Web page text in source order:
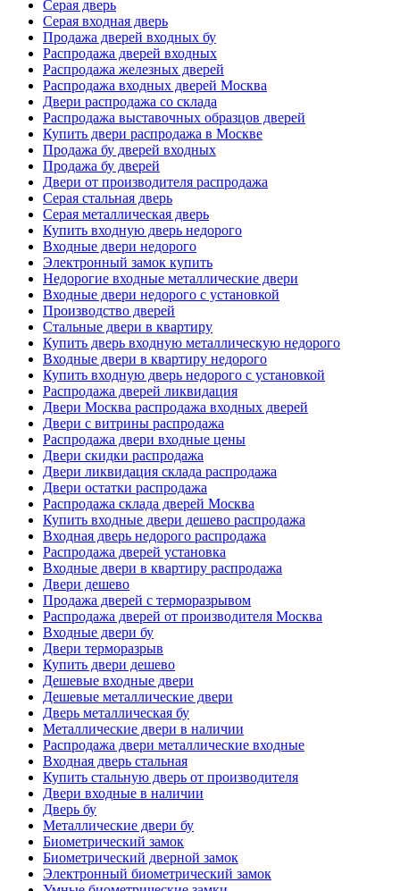
Серая дверь
Серая входная дверь
Продажа дверей входных бу
Распродажа дверей входных
Распродажа железных дверей
Распродажа входных дверей Москва
Двери распродажа со склада
Распродажа выставочных образцов дверей
Купить двери распродажа в Москве
Продажа бу дверей входных
Продажа бу дверей
Двери от производителя распродажа
Серая стальная дверь
Серая металлическая дверь
Купить входную дверь недорого
Входные двери недорого
Электронный замок купить
Недорогие входные металлические двери
Входные двери недорого с установкой
Производство дверей
Стальные двери в квартиру
Купить дверь входную металлическую недорого
Входные двери в квартиру недорого
Купить входную дверь недорого с установкой
Распродажа дверей ликвидация
Двери Москва распродажа входных дверей
Двери с витрины распродажа
Распродажа двери входные цены
Двери скидки распродажа
Двери ликвидация склада распродажа
Двери остатки распродажа
Распродажа склада дверей Москва
Купить входные двери дешево распродажа
Входная дверь недорого распродажа
Распродажа дверей установка
Входные двери в квартиру распродажа
Двери дешево
Продажа дверей с терморазрывом
Распродажа дверей от производителя Москва
Входные двери бу
Двери терморазрыв
Купить двери дешево
Дешевые входные двери
Дешевые металлические двери
Дверь металлическая бу
Металлические двери в наличии
Распродажа двери металлические входные
Входная дверь стальная
Купить стальную дверь от производителя
Двери входные в наличии
Дверь бу
Металлические двери бу
Биометрический замок
Биометрический дверной замок
Электронный биометрический замок